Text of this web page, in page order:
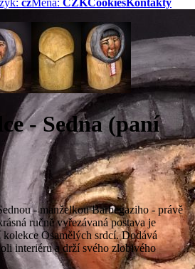
czMěna: CZKCookiesKontakty
- Sedna (paní
- manželkou Barbegaziho - právě
ručně vyřezávaná postava je
kolekce Osamělých srdcí. Dodává
interiéru a drží svého zlobivého